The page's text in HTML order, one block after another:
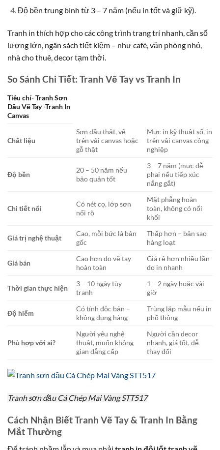
Độ bền trung bình từ 3 – 7 năm (nếu in tốt và giữ kỹ).
Tranh in thích hợp cho các công trình trang trí nhanh, cần số
lượng lớn, ngân sách tiết kiệm – như café, văn phòng nhỏ,
nhà cho thuê, decor tạm thời.
So Sánh Chi Tiết: Tranh Vẽ Tay vs Tranh In
Tiêu chí- Tranh Sơn
Dầu Vẽ Tay -Tranh In
Canvas
Chất liệu
Sơn dầu thật, vẽ
trên vải canvas hoặc
gỗ thật
Mực in kỹ thuật số, in
trên vải canvas công
nghiệp
Độ bền
20 – 50 năm nếu
bảo quản tốt
3 – 7 năm (mực dễ
phai nếu tiếp xúc
nắng gắt)
Chi tiết nổi
Có nét cọ, lớp sơn
nổi rõ
Mặt phẳng hoàn
toàn, không có nổi
khối
Giá trị nghệ thuật
Cao, mỗi bức là bản
gốc
Thấp hơn – bản sao
hàng loạt
Giá bán
Cao hơn do vẽ tay
hoàn toàn
Giá rẻ hơn nhiều lần
do in nhanh
Thời gian thực hiện
3 – 10 ngày tùy
tranh
1 – 2 ngày hoặc vài
giờ
Độ hiếm
Có tính độc bản –
không đụng hàng
Trùng lặp mẫu nếu in
phổ thông
Phù hợp với ai?
Người yêu nghệ
thuật, muốn không
gian đẳng cấp
Người cần decor
nhanh, giá tốt, dễ
thay đổi
Tranh sơn dầu Cá Chép Mai Vàng STT517
Cách Nhận Biết Tranh Vẽ Tay & Tranh In Bằng
Mắt Thường